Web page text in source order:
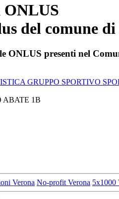
ONLUS
del comune di
ONLUS presenti nel
GRUPPO SPORTIVO
1B
Verona No-profit Verona 5x1000